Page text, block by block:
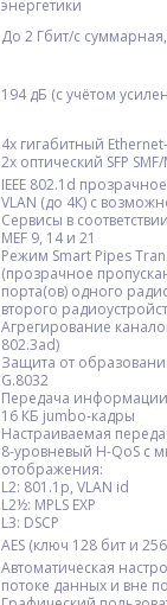
энергетики
До 2 Гбит/с
194 дБ (с учётом
4x гигабитный
2x оптический SFP SMF/
IEEE 802.1d
VLAN (до 4К) с
Сервисы в
MEF 9, 14 и 21
Режим Smart Pipes
(прозрачное
порта(ов) одного
второго
Агрегирование
802.3ad)
Защита от
G.8032
Передача
16 КБ jumbo-кадры
Настраиваемая
8-уровневый H-QoS с
отображения:
L2: 801.1p, VLAN id
L2½: MPLS EXP
L3: DSCP
AES (ключ 128 бит и
Автоматическая
потоке данных и вне